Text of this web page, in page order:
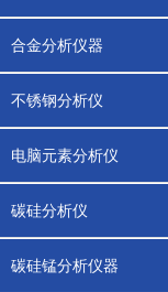
合金分析仪器
不锈钢分析仪
电脑元素分析仪
碳硅分析仪
碳硅锰分析仪器